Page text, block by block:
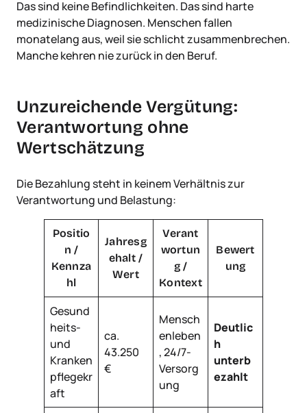
Das sind keine Befindlichkeiten. Das sind harte
medizinische Diagnosen. Menschen fallen
monatelang aus, weil sie schlicht zusammenbrechen.
Manche kehren nie zurück in den Beruf.
Unzureichende Vergütung:
Verantwortung ohne
Wertschätzung
Die Bezahlung steht in keinem Verhältnis zur
Verantwortung und Belastung:
Positio
n /
Kennza
hl
Jahresg
ehalt /
Wert
Verant
wortun
g /
Kontext
Bewert
ung
Gesund
heits-
und
Kranken
pflegekr
aft
ca.
43.250
€
Mensch
enleben
, 24/7-
Versorg
ung
Deutlic
h
unterb
ezahlt